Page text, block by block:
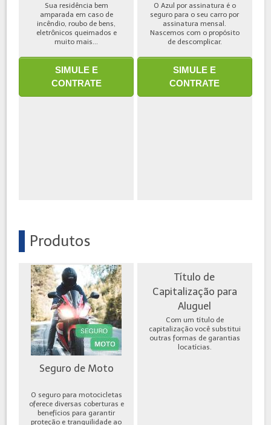
Sua residência bem
amparada em caso de
incêndio, roubo de bens,
eletrônicos queimados e
muito mais...
SIMULE E
CONTRATE
O Azul por assinatura é o
seguro para o seu carro por
assinatura mensal.
Nascemos com o propósito
de descomplicar.
SIMULE E
CONTRATE
Produtos
Seguro de Moto
O seguro para motocicletas
oferece diversas coberturas e
benefícios para garantir
proteção e tranquilidade ao
Título de
Capitalização para
Aluguel
Com um título de
capitalização você substitui
outras formas de garantias
locatícias.